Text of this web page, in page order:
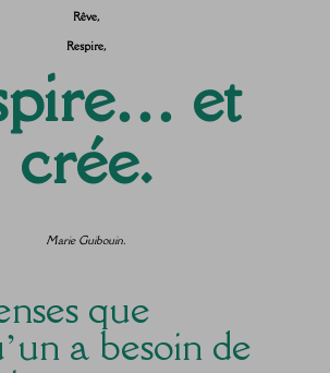
Rêve,
Respire,
et
crée.
Marie Guibouin.
que
a besoin de